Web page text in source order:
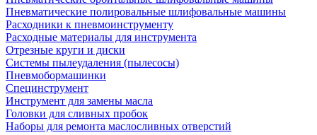
Пневматические полировальные шлифовальные машины
Расходники к пневмоинструменту
Расходные материалы для инструмента
Отрезные круги и диски
Системы пылеудаления (пылесосы)
Пневмобормашинки
Специнструмент
Инструмент для замены масла
Головки для сливных пробок
Наборы для ремонта маслосливных отверстий